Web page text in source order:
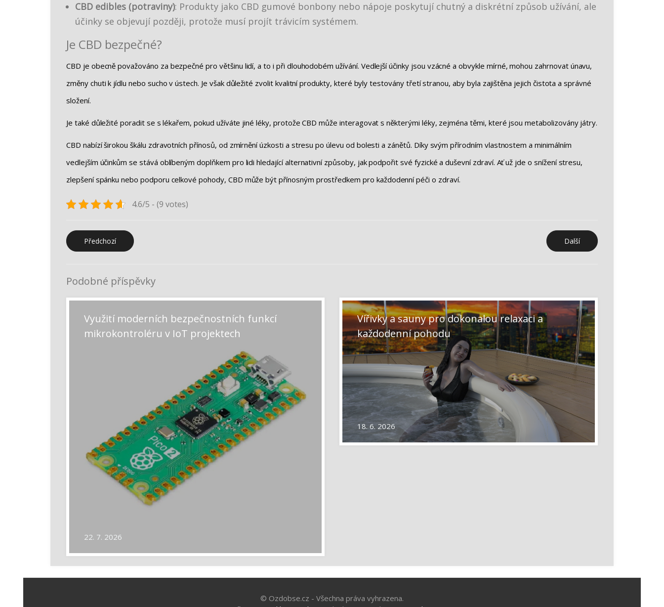
CBD edibles (potraviny): Produkty jako CBD gumové bonbony nebo nápoje poskytují chutný a diskrétní způsob užívání, ale
účinky se objevují později, protože musí projít trávicím systémem.
Je CBD bezpečné?
CBD je obecně považováno za bezpečné pro většinu lidí, a to i při dlouhodobém užívání. Vedlejší účinky jsou vzácné a obvykle mírné, mohou zahrnovat únavu,
změny chuti k jídlu nebo sucho v ústech. Je však důležité zvolit kvalitní produkty, které byly testovány třetí stranou, aby byla zajištěna jejich čistota a správné
složení.
Je také důležité poradit se s lékařem, pokud užíváte jiné léky, protože CBD může interagovat s některými léky, zejména těmi, které jsou metabolizovány játry.
CBD nabízí širokou škálu zdravotních přínosů, od zmírnění úzkosti a stresu po úlevu od bolesti a zánětů. Díky svým přírodním vlastnostem a minimálním
vedlejším účinkům se stává oblíbeným doplňkem pro lidi hledající alternativní způsoby, jak podpořit své fyzické a duševní zdraví. Ať už jde o snížení stresu,
zlepšení spánku nebo podporu celkové pohody, CBD může být přínosným prostředkem pro každodenní péči o zdraví.
4.6/5 - (9 votes)
Navigace
pro
příspěvek
PředchozíPředchozí
příspěvek:
DalšíDalší
příspěvek:
Podobné příspěvky
Využití moderních bezpečnostních funkcí
mikrokontroléru v IoT projektech
22. 7. 2026
Vířivky a sauny pro dokonalou relaxaci a
každodenní pohodu
18. 6. 2026
© Ozdobse.cz - Všechna práva vyhrazena.